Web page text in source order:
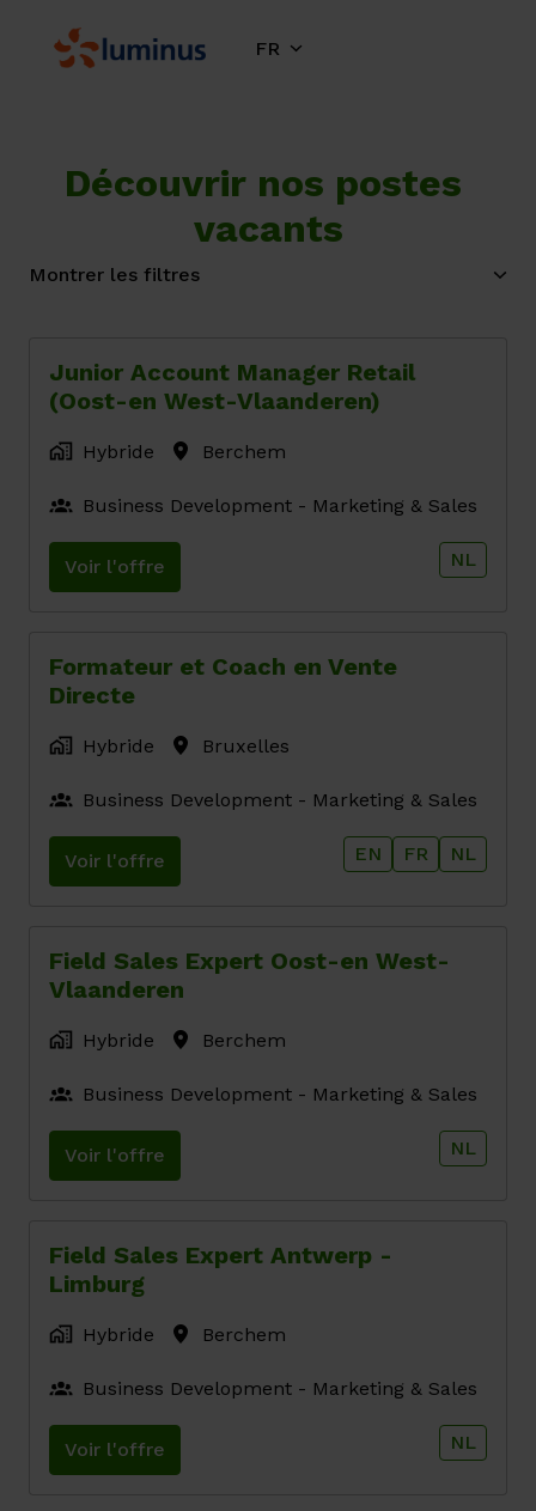
contenu
Page d'accueil FR
Découvrir nos postes
vacants
Montrer les filtres
Junior Account Manager Retail
(Oost-en West-Vlaanderen)
Hybride Berchem
Business Development - Marketing & Sales
Voir l'offre NL
Formateur et Coach en Vente
Directe
Hybride Bruxelles
Business Development - Marketing & Sales
Voir l'offre EN FR NL
Field Sales Expert Oost-en West-
Vlaanderen
Hybride Berchem
Business Development - Marketing & Sales
Voir l'offre NL
Field Sales Expert Antwerp -
Limburg
Hybride Berchem
Business Development - Marketing & Sales
Voir l'offre NL